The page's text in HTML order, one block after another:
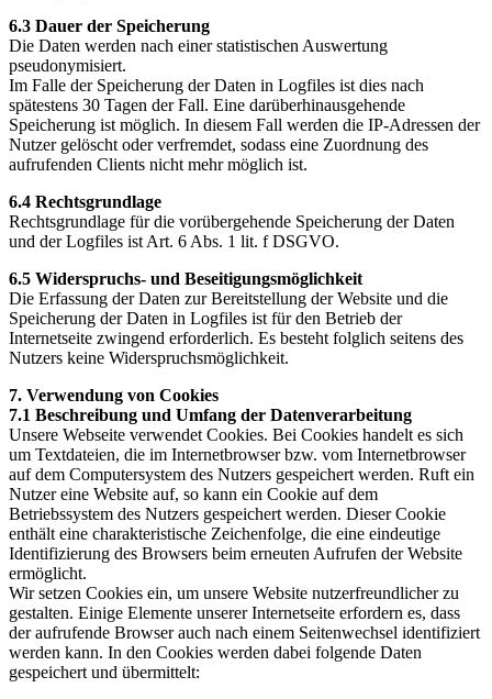
6.3 Dauer der Speicherung
Die Daten werden nach einer statistischen Auswertung
pseudonymisiert.
Im Falle der Speicherung der Daten in Logfiles ist dies nach
spätestens 30 Tagen der Fall. Eine darüberhinausgehende
Speicherung ist möglich. In diesem Fall werden die IP-Adressen der
Nutzer gelöscht oder verfremdet, sodass eine Zuordnung des
aufrufenden Clients nicht mehr möglich ist.
6.4 Rechtsgrundlage
Rechtsgrundlage für die vorübergehende Speicherung der Daten
und der Logfiles ist Art. 6 Abs. 1 lit. f DSGVO.
6.5 Widerspruchs- und Beseitigungsmöglichkeit
Die Erfassung der Daten zur Bereitstellung der Website und die
Speicherung der Daten in Logfiles ist für den Betrieb der
Internetseite zwingend erforderlich. Es besteht folglich seitens des
Nutzers keine Widerspruchsmöglichkeit.
7. Verwendung von Cookies
7.1 Beschreibung und Umfang der Datenverarbeitung
Unsere Webseite verwendet Cookies. Bei Cookies handelt es sich
um Textdateien, die im Internetbrowser bzw. vom Internetbrowser
auf dem Computersystem des Nutzers gespeichert werden. Ruft ein
Nutzer eine Website auf, so kann ein Cookie auf dem
Betriebssystem des Nutzers gespeichert werden. Dieser Cookie
enthält eine charakteristische Zeichenfolge, die eine eindeutige
Identifizierung des Browsers beim erneuten Aufrufen der Website
ermöglicht.
Wir setzen Cookies ein, um unsere Website nutzerfreundlicher zu
gestalten. Einige Elemente unserer Internetseite erfordern es, dass
der aufrufende Browser auch nach einem Seitenwechsel identifiziert
werden kann. In den Cookies werden dabei folgende Daten
gespeichert und übermittelt: